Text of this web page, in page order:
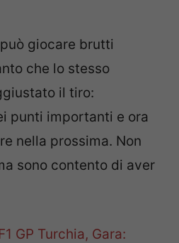
giocare brutti
che lo stesso
il tiro:
punti importanti e ora
nella prossima. Non
sono contento di aver
GP Turchia, Gara: